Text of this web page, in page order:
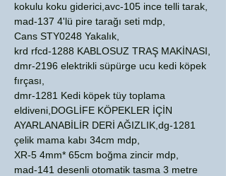
kokulu koku giderici,avc-105 ince telli tarak,
mad-137 4'lü pire tarağı seti mdp,
Cans STY0248 Yakalık,
krd rfcd-1288 KABLOSUZ TRAŞ MAKİNASI,
dmr-2196 elektrikli süpürge ucu kedi köpek
fırçası,
dmr-1281 Kedi köpek tüy toplama
eldiveni,DOGLİFE KÖPEKLER İÇİN
AYARLANABİLİR DERİ AĞIZLIK,dg-1281
çelik mama kabı 34cm mdp,
XR-5 4mm* 65cm boğma zincir mdp,
mad-141 desenli otomatik tasma 3 metre